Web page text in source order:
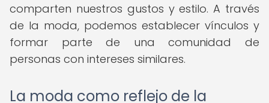
comparten nuestros gustos y estilo. A través
de la moda, podemos establecer vínculos y
formar parte de una comunidad de
personas con intereses similares.
La moda como reflejo de la